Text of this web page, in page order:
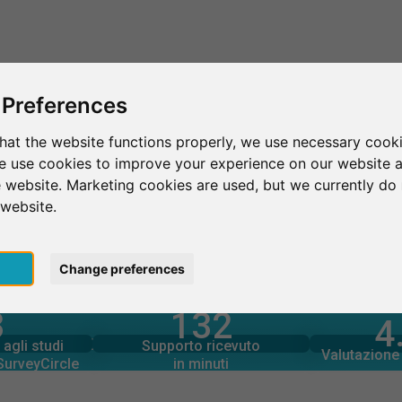
the website functions properly, we use necessary
use cookies to improve your experience on our website
website. Marketing cookies are used, but we currently
Change preferences
London London School of Business & Finance
& Finance
D’OCCHIO
studi
studi
132
Supporto ricevuto
in minuti
890
Supporto fornito
in minuti